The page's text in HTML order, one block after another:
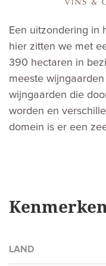
Een uitzondering in
hier zitten we met
390 hectaren in
meeste
wijngaarden die
worden en
domein is er een
LAND